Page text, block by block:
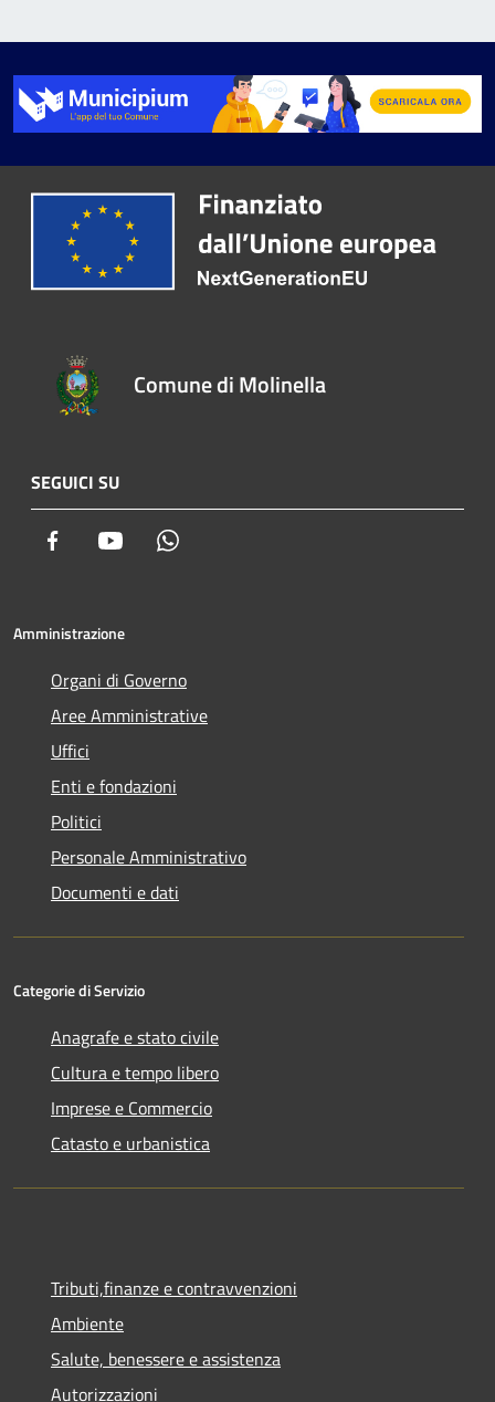
Comune di Molinella
SEGUICI SU
Facebook Youtube
Amministrazione
Organi di Governo
Aree Amministrative
Uffici
Enti e fondazioni
Politici
Personale Amministrativo
Documenti e dati
Categorie di Servizio
Anagrafe e stato civile
Cultura e tempo libero
Imprese e Commercio
Catasto e urbanistica
Tributi,finanze e contravvenzioni
Ambiente
Salute, benessere e assistenza
Autorizzazioni